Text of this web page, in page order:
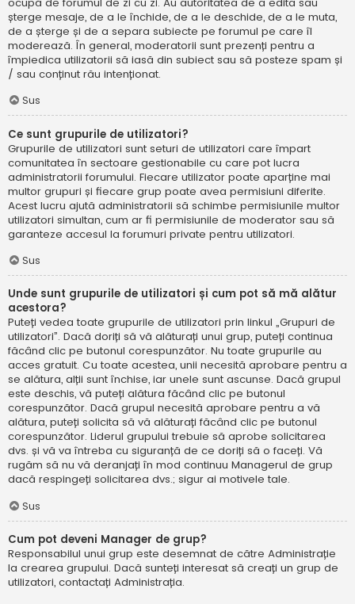
șterge mesaje, de a le închide, de a le deschide, de a le muta,
de a șterge și de a separa subiecte pe forumul pe care îl
moderează. În general, moderatorii sunt prezenți pentru a
împiedica utilizatorii să iasă din subiect sau să posteze spam și
/ sau conținut rău intenționat.
Sus
Ce sunt grupurile de utilizatori?
Grupurile de utilizatori sunt seturi de utilizatori care împart
comunitatea în sectoare gestionabile cu care pot lucra
administratorii forumului. Fiecare utilizator poate aparține mai
multor grupuri și fiecare grup poate avea permisiuni diferite.
Acest lucru ajută administratorii să schimbe permisiunile multor
utilizatori simultan, cum ar fi permisiunile de moderator sau să
garanteze accesul la forumuri private pentru utilizatori.
Sus
Unde sunt grupurile de utilizatori și cum pot să mă alătur
acestora?
Puteți vedea toate grupurile de utilizatori prin linkul „Grupuri de
utilizatori”. Dacă doriți să vă alăturați unui grup, puteți continua
făcând clic pe butonul corespunzător. Nu toate grupurile au
acces gratuit. Cu toate acestea, unii necesită aprobare pentru a
se alătura, alții sunt închise, iar unele sunt ascunse. Dacă grupul
este deschis, vă puteți alătura făcând clic pe butonul
corespunzător. Dacă grupul necesită aprobare pentru a vă
alătura, puteți solicita să vă alăturați făcând clic pe butonul
corespunzător. Liderul grupului trebuie să aprobe solicitarea
dvs. și vă va întreba cu siguranță de ce doriți să o faceți. Vă
rugăm să nu vă deranjați în mod continuu Managerul de grup
dacă respingeți solicitarea dvs.; sigur ai motivele tale.
Sus
Cum pot deveni Manager de grup?
Responsabilul unui grup este desemnat de către Administrație
la crearea grupului. Dacă sunteți interesat să creați un grup de
utilizatori, contactați Administrația.